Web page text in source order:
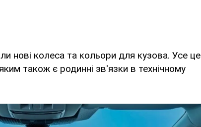
нові колеса та кольори для кузова. Усе це
також є родинні зв'язки в технічному